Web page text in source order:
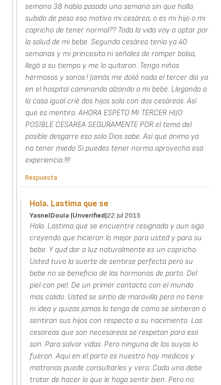
semana 38 había pasado una semana sin que halla
subido de peso eso motivo mi cesárea, o es mi hijo o mi
capricho de tener normal?? Toda la vida voy a optar por
la salud de mi bebe. Segunda cesárea tenía ya 40
semanas y mi princesita ni señales de romper bolsa,
llegó a su tiempo y me lo quitaron. Tengo niños
hermosos y sanos.! Jamás me dolió nada el tercer día ya
en el hospital caminando alzando a mi bebé. Llegando a
la casa igual crié dos hijos sola con dos cesáreas. Así
que es mentira. AHORA ESPETO MI TERCER HIJO
POSIBLE CESAREA SEGURAMENTE POR el tema del
posible desgarre eso solo Dios sabe. Así que ánimo ya
no tener miedo Si puedes tener norma aprovecha esa
experiencia.!!!!
Respuesta
Hola. Lastima que se
YasnelDoula (unverified)22 Jul 2015
Hola. Lastima que se encuentre resignada y aun siga
creyendo que hicieron lo mejor para usted y para su
bebe. Y qud dar a luz naturalmente es un capricho.
Usted tuvo la suerte de sentirse perfecta pero su
bebe no se beneficio de las hormonas de parto. Del
piel con piel. De un primer contacto con el mundo
mas calido. Usted se sintio de maravilla pero no tiene
ni idea y quizas jamas la tenga de como se sintieron o
sentiran sus hijos con respecto a su nacimiento. Las
cesareas que son necesareas se respetan para eso
son. Para salvar vidas. Pero ninguna de las suyas lo
fueron. Aqui en el parto es nuestro hay medicos y
matronas puede consultarles y vera. Cada una debe
tratar de hacer lo que le haga sentir bien. Pero no